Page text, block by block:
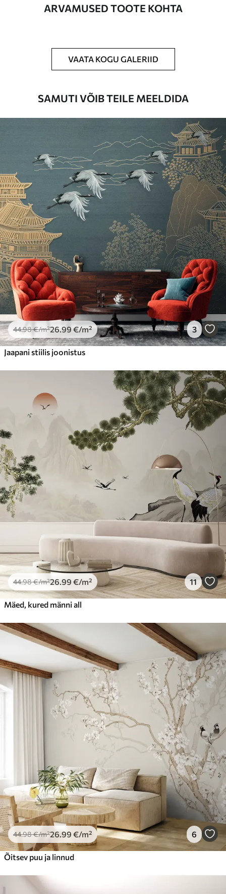
Saadaolevad materjalid
Premium
56.67 /m²
Premium vinüül
65.0039
Peel and Stick
81.6749.00€/m²
ARVAMUSED TOOTE KOHTA
VAATA KOGU GALERIID
SAMUTI VÕIB TEILE MEELDIDA
44.98€/m²26.99 €/m² 3
Jaapani stiilis joonistus
44.98€/m²26.99 €/m² 11
Mäed, kured männi all
44.98€/m²26.99 €/m² 6
Õitsev puu ja linnud